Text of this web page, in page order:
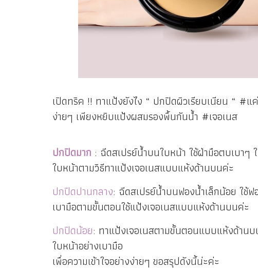
เปิดทริค !! ทาแป้งยังไง “ ปกปิดผิวเรียบเนียน “ #แ
ง่ายๆ เพียงหยิบแป้งผสมรองพื้นกันน้ำ #เจอเนส
ปกปิดมาก : ฉีดสเปรย์น้ำบนใบหน้า ใช้ฝ่ามือตบเบา
ใบหน้าตามวิธีทาแป้งเจอเนสแบบแห้งด้านบนค่ะ
ปกปิดปานกลาง: ฉีดสเปรย์น้ำบนฟองน้ำเล็กน้อย ใช้
เบามือตามขั้นตอนใช้แป้งเจอเนสแบบแห้งด้านบนค่ะ
ปกปิดน้อย: ทาแป้งเจอเนสตามขั้นตอนแบบแห้งด้าน
ใบหน้าอย่างเบามือ
เพื่อความเข้าใจอย่างง่ายๆ ขอสรุปดังนี้น่ะค่ะ